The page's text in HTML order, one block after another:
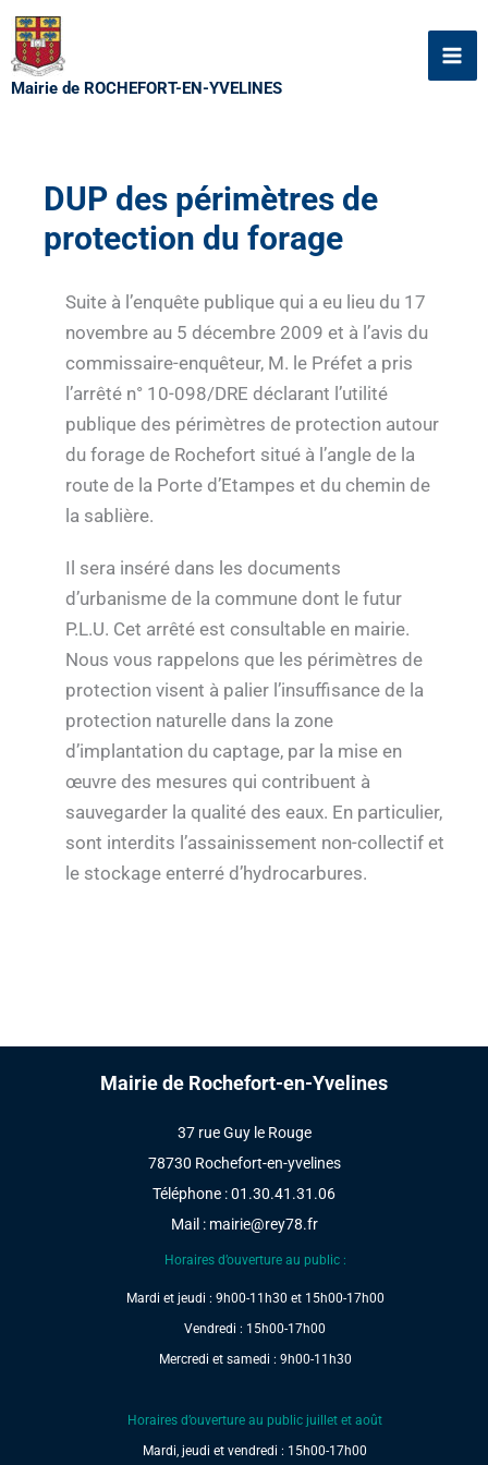
Aller
au
contenu
Mairie de ROCHEFORT-EN-YVELINES
DUP des périmètres de
protection du forage
Suite à l’enquête publique qui a eu lieu du 17
novembre au 5 décembre 2009 et à l’avis du
commissaire-enquêteur, M. le Préfet a pris
l’arrêté n° 10-098/DRE déclarant l’utilité
publique des périmètres de protection autour
du forage de Rochefort situé à l’angle de la
route de la Porte d’Etampes et du chemin de
la sablière.
Il sera inséré dans les documents
d’urbanisme de la commune dont le futur
P.L.U. Cet arrêté est consultable en mairie.
Nous vous rappelons que les périmètres de
protection visent à palier l’insuffisance de la
protection naturelle dans la zone
d’implantation du captage, par la mise en
œuvre des mesures qui contribuent à
sauvegarder la qualité des eaux. En particulier,
sont interdits l’assainissement non-collectif et
le stockage enterré d’hydrocarbures.
Mairie de Rochefort-en-Yvelines
37 rue Guy le Rouge
78730 Rochefort-en-yvelines
Téléphone : 01.30.41.31.06
Mail : mairie@rey78.fr
Horaires d’ouverture au public :
Mardi et jeudi : 9h00-11h30 et 15h00-17h00
Vendredi : 15h00-17h00
Mercredi et samedi : 9h00-11h30
Horaires d’ouverture au public juillet et août
Mardi, jeudi et vendredi : 15h00-17h00